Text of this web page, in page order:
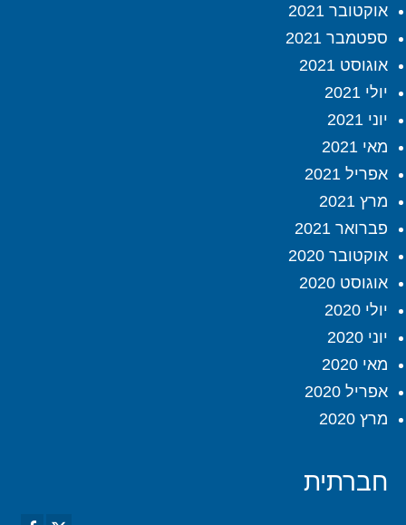
אוקטובר 2021
ספטמבר 2021
אוגוסט 2021
יולי 2021
יוני 2021
מאי 2021
אפריל 2021
מרץ 2021
פברואר 2021
אוקטובר 2020
אוגוסט 2020
יולי 2020
יוני 2020
מאי 2020
אפריל 2020
מרץ 2020
חברתית